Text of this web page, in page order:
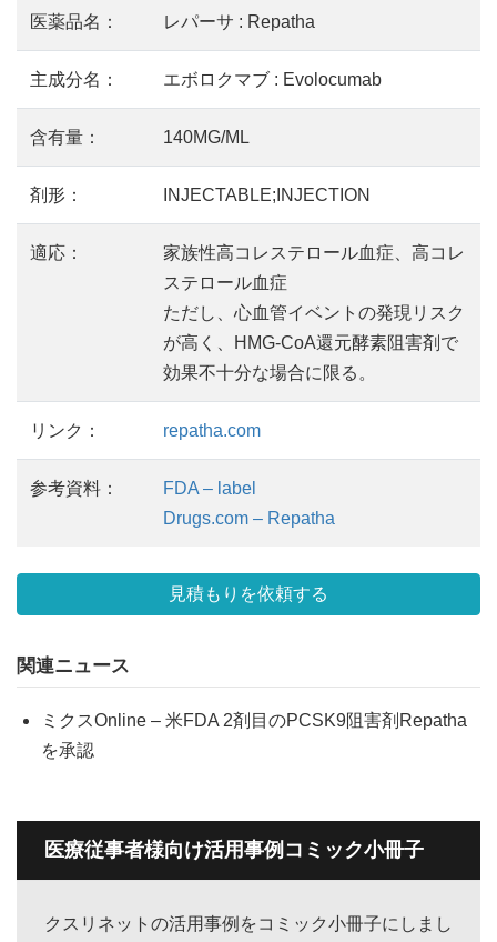
医薬品名： レパーサ : Repatha
主成分名： エボロクマブ : Evolocumab
含有量： 140MG/ML
剤形： INJECTABLE;INJECTION
適応：
家族性高コレステロール血症、高コレ
ステロール血症
ただし、心血管イベントの発現リスク
が高く、HMG-CoA還元酵素阻害剤で
効果不十分な場合に限る。
リンク： repatha.com
参考資料：
FDA – label
Drugs.com – Repatha
見積もりを依頼する
関連ニュース
ミクスOnline – 米FDA 2剤目のPCSK9阻害剤Repatha
を承認
医療従事者様向け活用事例コミック小冊子
クスリネットの活用事例をコミック小冊子にしまし